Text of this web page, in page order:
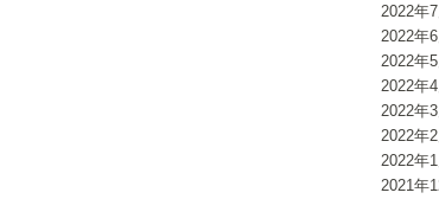
2022年7
2022年6
2022年5
2022年4
2022年3
2022年2
2022年1
2021年